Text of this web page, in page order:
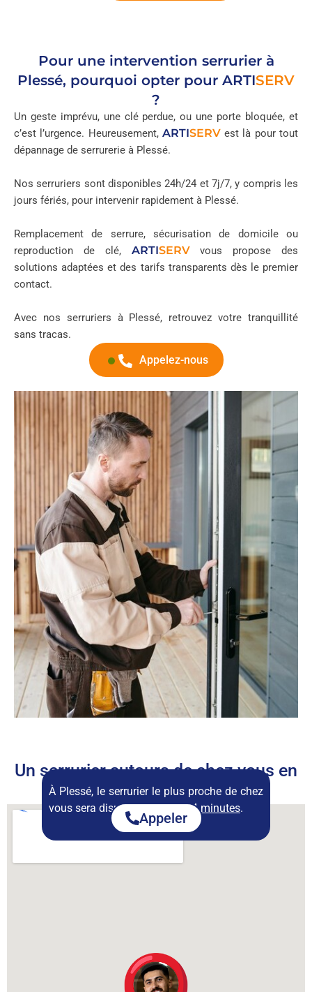
Pour une intervention serrurier à
Plessé, pourquoi opter pour ARTISERV
?
Un geste imprévu, une clé perdue, ou une porte bloquée, et
c’est l’urgence. Heureusement, ARTISERVest là pour tout
dépannage de serrurerie à Plessé.
Nos serruriers sont disponibles 24h/24 et 7j/7, y compris les
jours fériés, pour intervenir rapidement à Plessé.
Remplacement de serrure, sécurisation de domicile ou
reproduction de clé, ARTISERVvous propose des
solutions adaptées et des tarifs transparents dès le premier
contact.
Avec nos serruriers à Plessé, retrouvez votre tranquillité
sans tracas.
Appelez-nous
Un serrurier autours de chez vous en
permanence
À Plessé, le serrurier le plus proche de chez
vous sera disponible dans :14 minutes.
Appeler